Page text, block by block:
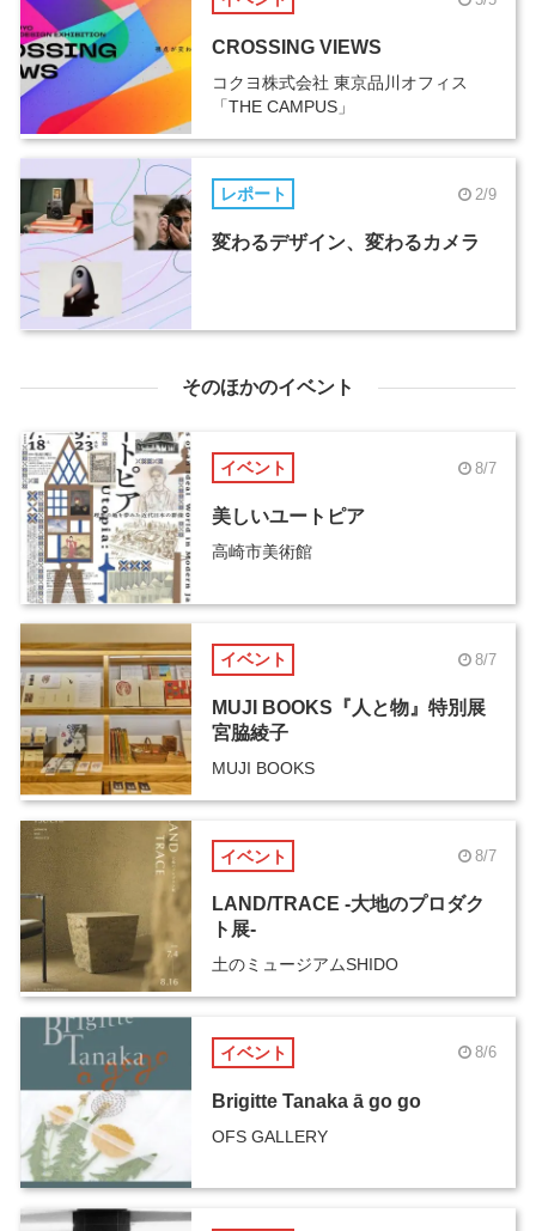
CROSSING VIEWS
コクヨ株式会社 東京品川オフィス
「THE CAMPUS」
レポート 2/9
変わるデザイン、変わるカメラ
そのほかのイベント
イベント 8/7
美しいユートピア
高崎市美術館
イベント 8/7
MUJI BOOKS『人と物』特別展
宮脇綾子
MUJI BOOKS
イベント 8/7
LAND/TRACE -大地のプロダク
ト展-
土のミュージアムSHIDO
イベント 8/6
Brigitte Tanaka ā go go
OFS GALLERY